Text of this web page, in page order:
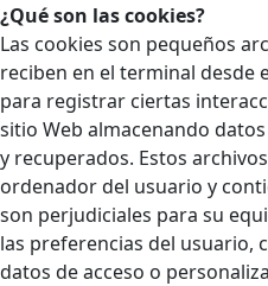
¿Qué son las cookies?
Las cookies son pequeños
reciben en el terminal desde
para registrar ciertas
sitio Web almacenando
y recuperados. Estos
ordenador del usuario y
son perjudiciales para su
las preferencias del usuario,
datos de acceso o